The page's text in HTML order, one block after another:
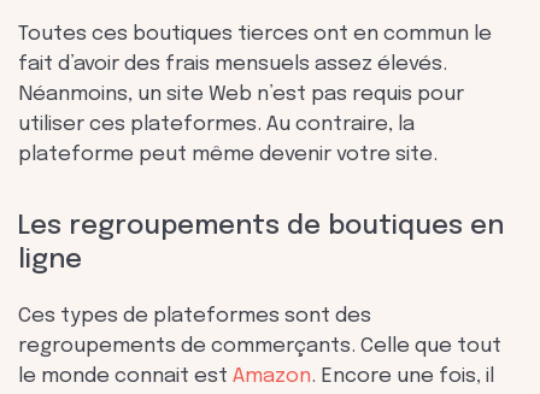
Toutes ces boutiques tierces ont en commun le
fait d’avoir des frais mensuels assez élevés.
Néanmoins, un site Web n’est pas requis pour
utiliser ces plateformes. Au contraire, la
plateforme peut même devenir votre site.
Les regroupements de boutiques en
ligne
Ces types de plateformes sont des
regroupements de commerçants. Celle que tout
le monde connait est Amazon. Encore une fois, il